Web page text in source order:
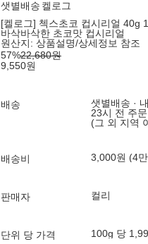
샛별배송 켈로그
[켈로그] 첵스초코 컵시리얼 40g
바삭바삭한 초코맛 컵시리얼
원산지: 상품설명/상세정보 참조
57%22,680원
9,550원
배송
샛별배송 ·
23시 전 주
(그 외 지역
배송비 3,000원 (4
판매자 컬리
단위 당 가격 100g 당